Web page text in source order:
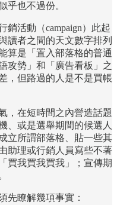
乎也不過份。
銷活動（campaign）此起
讀者之間的天文數字排列
算是「置入部落格的普通
攻勢」和「廣告看板」之
，但路過的人是不是買帳
，在短時間之內營造話題
、或是選舉期間的候選人
立所謂部落格、貼一些其
助理或行銷人員寫些不著
買我買我買我」；宣傳期
先瞭解幾項事實：